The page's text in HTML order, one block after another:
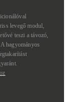
levegő modul,
teszi a távozó,
hagyományos